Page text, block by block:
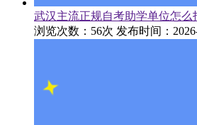
武汉主流正规自考助学单位怎么
浏览次数：56次 发布时间：